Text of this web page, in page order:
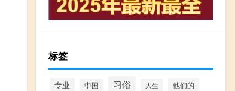
标签
专业 中国 习俗 人生 他们的